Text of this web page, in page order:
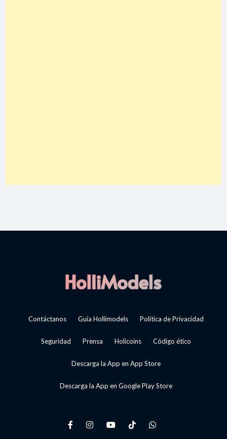
Contáctanos Guía Hollimodels Política de Privacidad
Seguridad Prensa Holicoins Código ético
Descarga la App en App Store
Descarga la App en Google Play Store